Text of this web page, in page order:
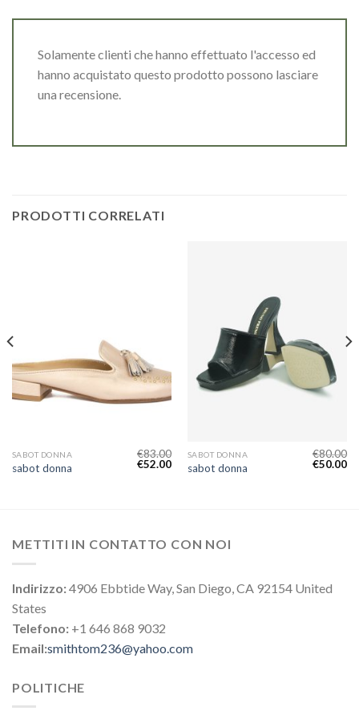
Solamente clienti che hanno effettuato l'accesso ed
hanno acquistato questo prodotto possono lasciare
una recensione.
PRODOTTI CORRELATI
SABOT DONNA
sabot donna
€83.00
€52.00
SABOT DONNA
sabot donna
€80.00
€50.00
METTITI IN CONTATTO CON NOI
Indirizzo:4906 Ebbtide Way, San Diego, CA 92154 United
States
Telefono: +1 646 868 9032
Email:smithtom236@yahoo.com
POLITICHE